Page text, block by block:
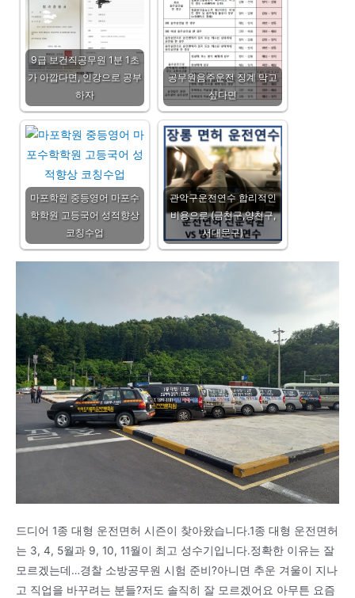
9급 보건직공무원 1분 1초
가 아깝다면, 인강으로 공부
하자
공무원음주운전 징계 막고
싶다면
마포학원 중등영어 마포수
학학원 고등국어 성적향상
코칭수업
관악구운전연수 합리적인
비용으로 (금천구,양천구,
서대문구)
드디어 1종 대형 운전면허 시즌이 찾아왔습니다.1종 대형 운전면허
는 3, 4, 5월과 9, 10, 11월이 최고 성수기입니다.정확한 이유는 잘
모르겠는데…경찰 소방공무원 시험 준비?아니면 추운 겨울이 지나
고 직업을 바꾸려는 분들?저도 솔직히 잘 모르겠어요 아무튼 요즘